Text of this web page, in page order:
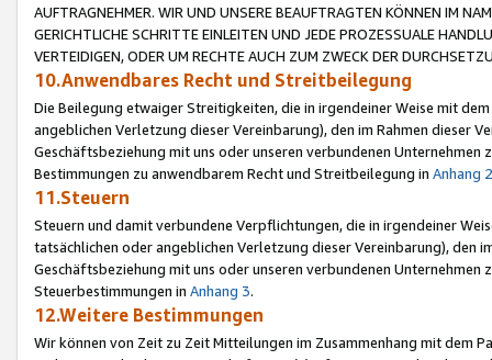
AUFTRAGNEHMER. WIR UND UNSERE BEAUFTRAGTEN KÖNNEN IM
GERICHTLICHE SCHRITTE EINLEITEN UND JEDE PROZESSUALE
VERTEIDIGEN, ODER UM RECHTE AUCH ZUM ZWECK DER
10.Anwendbares Recht und Streitbeilegung
Die Beilegung etwaiger Streitigkeiten, die in irgendeiner Weise mit
angeblichen Verletzung dieser Vereinbarung), den im Rahmen dieser
Geschäftsbeziehung mit uns oder unseren verbundenen
Bestimmungen zu anwendbarem Recht und Streitbeilegung in Anhang 2
11.Steuern
Steuern und damit verbundene Verpflichtungen, die in irgendeiner
tatsächlichen oder angeblichen Verletzung dieser Vereinbarung), den
Geschäftsbeziehung mit uns oder unseren verbundenen
Steuerbestimmungen in Anhang 3.
12.Weitere Bestimmungen
Wir können von Zeit zu Zeit Mitteilungen im Zusammenhang mit dem